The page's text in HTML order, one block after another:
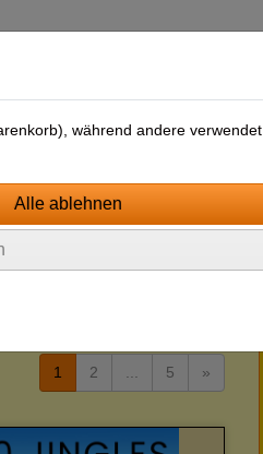
1 2 5 »
während andere verwendet